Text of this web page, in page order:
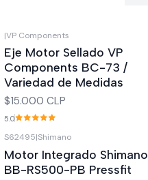
|VP Components
Eje Motor Sellado VP
Components BC-73 /
Variedad de Medidas
$15.000 CLP
5.0
S62495|Shimano
Motor Integrado Shimano
BB-RS500-PB Pressfit